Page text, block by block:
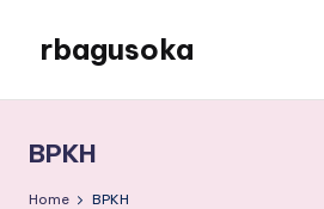
content
rbagusoka
BPKH
Home BPKH